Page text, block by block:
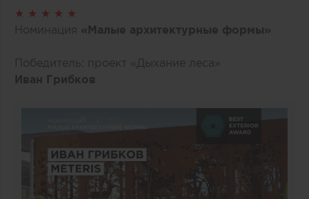
★ ★ ★ ★ ★
Номинация «Малые архитектурные формы»
Победитель: проект «Дыхание леса»
Иван Грибков